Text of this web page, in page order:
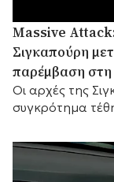
Massive
Σιγκαπούρη
παρέμβαση
Οι αρχές της
συγκρότημα